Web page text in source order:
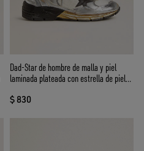
Dad-Star de hombre de malla y piel
laminada plateada con estrella de piel
$ 830